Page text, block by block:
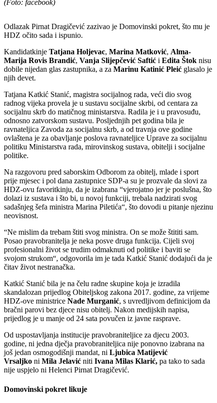
(Foto: facebook)
Odlazak Pirnat Dragičević zazivao je Domovinski pokret, što mu je
HDZ očito sada i ispunio.
Kandidatkinje Tatjana Holjevac, Marina Matković, Alma-
Marija Rovis Brandić, Vanja Slijepčević Saftić i Edita Štok nisu
dobile nijedan glas zastupnika, a za Marinu Katinić Pleić glasalo je
njih devet.
Tatjana Katkić Stanić, magistra socijalnog rada, veći dio svog
radnog vijeka provela je u sustavu socijalne skrbi, od centara za
socijalnu skrb do matičnog ministarstva. Radila je i u pravosuđu,
odnosno zatvorskom sustavu. Posljednjih pet godina bila je
ravnateljica Zavoda za socijalnu skrb, a od travnja ove godine
ovlaštena je za obavljanje poslova ravnateljice Uprave za socijalnu
politiku Ministarstva rada, mirovinskog sustava, obitelji i socijalne
politike.
Na razgovoru pred saborskim Odborom za obitelj, mlade i sport
prije mjesec i pol dana zastupnice SDP-a su je prozvale da slovi za
HDZ-ovu favoritkinju, da je izabrana “vjerojatno jer je poslušna, što
dolazi iz sustava i što bi, u novoj funkciji, trebala nadzirati svog
sadašnjeg šefa ministra Marina Piletića“, što dovodi u pitanje njezinu
neovisnost.
“Ne mislim da trebam štiti svog ministra. On se može štititi sam.
Posao pravobranitelja je neka posve druga funkcija. Cijeli svoj
profesionalni život se trudim odmaknuti od politike i baviti se
svojom strukom“, odgovorila im je tada Katkić Stanić dodajući da je
čitav život nestranačka.
Katkić Stanić bila je na čelu radne skupine koja je izradila
skandalozan prijedlog Obiteljskog zakona 2017. godine, za vrijeme
HDZ-ove ministrice Nade Murganić, s uvredljivom definicijom da
bračni parovi bez djece nisu obitelj. Nakon medijskih napisa,
prijedlog je u manje od 24 sata povučen iz javne rasprave.
Od uspostavljanja institucije pravobraniteljice za djecu 2003.
godine, ni jedna dječja pravobraniteljica nije ponovno izabrana na
još jedan osmogodišnji mandat, ni Ljubica Matijević
Vrsaljko ni Mila Jelavić niti Ivana Milas Klarić, pa tako to sada
nije uspjelo ni Helenci Pirnat Dragičević.
Domovinski pokret likuje